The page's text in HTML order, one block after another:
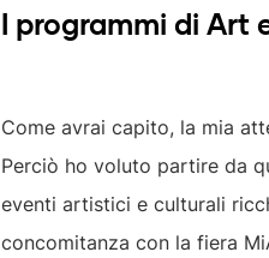
I programmi di Art
Come avrai capito, la mia
Perciò ho voluto partire da
eventi artistici e culturali
concomitanza con la fiera